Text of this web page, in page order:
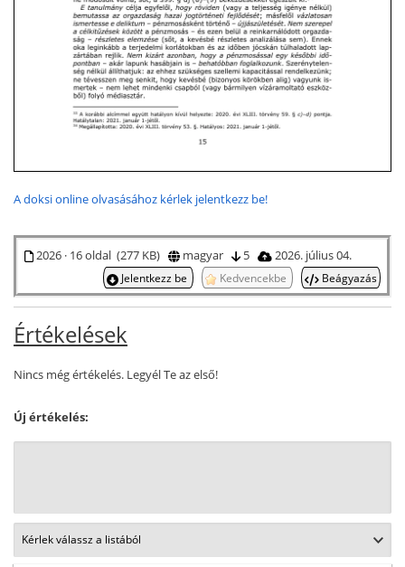
A doksi online olvasásához kérlek jelentkezz be!
2026 · 16 oldal (277 KB) magyar 5 2026. július 04.
Jelentkezz be Kedvencekbe Beágyazás
Értékelések
Nincs még értékelés. Legyél Te az első!
Új értékelés: